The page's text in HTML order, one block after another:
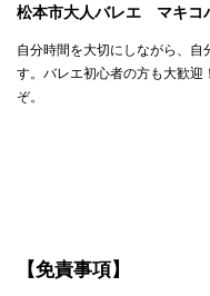
松本市大人バレエ マキコ
自分時間を大切にしながら、
す。バレエ初心者の方も大歓迎
ぞ。
【免責事項】